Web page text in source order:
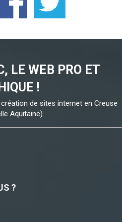
LE WEB PRO ET
!
de sites internet en Creuse
Aquitaine).
?